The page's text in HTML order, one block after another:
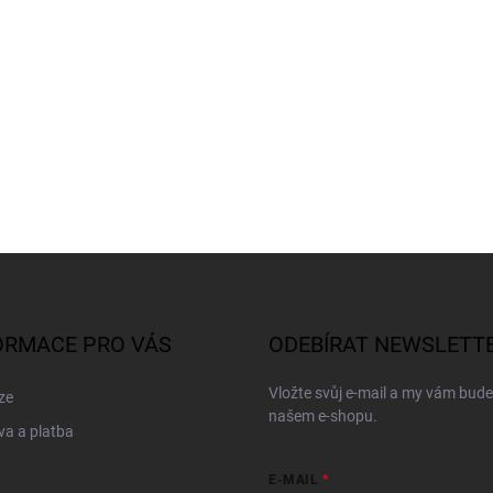
PRO VÁS
a platba
ODEBÍRAT
Vložte svůj e-mail a my vám
našem e-shopu.
E-MAIL